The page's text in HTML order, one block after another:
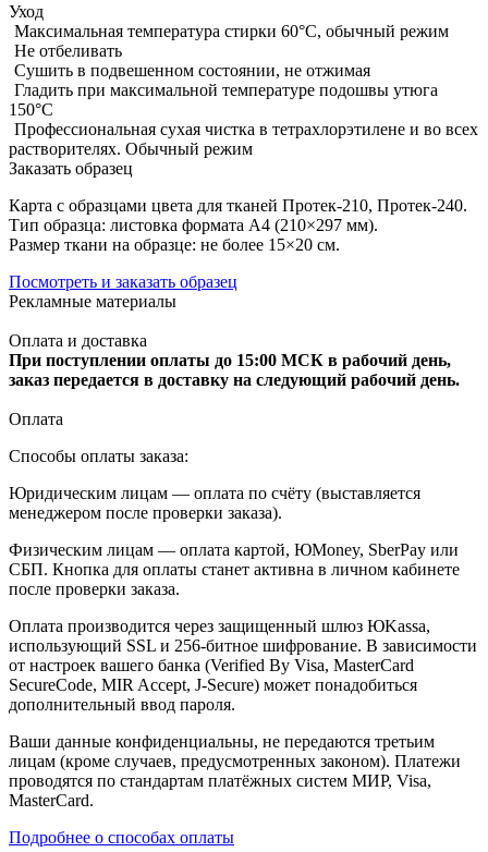
Уход
Максимальная температура стирки 60°C, обычный режим
Не отбеливать
Сушить в подвешенном состоянии, не отжимая
Гладить при максимальной температуре подошвы утюга
150°С
Профессиональная сухая чистка в тетрахлорэтилене и во всех
растворителях. Обычный режим
Заказать образец
Карта с образцами цвета для тканей Протек-210, Протек-240.
Тип образца: листовка формата А4 (210×297 мм).
Размер ткани на образце: не более 15×20 см.
Посмотреть и заказать образец
Рекламные материалы
Оплата и доставка
При поступлении оплаты до 15:00 МСК в рабочий день,
заказ передается в доставку на следующий рабочий день.
Оплата
Способы оплаты заказа:
Юридическим лицам — оплата по счёту (выставляется
менеджером после проверки заказа).
Физическим лицам — оплата картой, ЮMoney, SberPay или
СБП. Кнопка для оплаты станет активна в личном кабинете
после проверки заказа.
Оплата производится через защищенный шлюз ЮKassa,
использующий SSL и 256-битное шифрование. В зависимости
от настроек вашего банка (Verified By Visa, MasterCard
SecureCode, MIR Accept, J-Secure) может понадобиться
дополнительный ввод пароля.
Ваши данные конфиденциальны, не передаются третьим
лицам (кроме случаев, предусмотренных законом). Платежи
проводятся по стандартам платёжных систем МИР, Visa,
MasterCard.
Подробнее о способах оплаты